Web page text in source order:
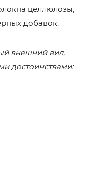
целлюлозы,
добавок.
внешний вид.
достоинствами: